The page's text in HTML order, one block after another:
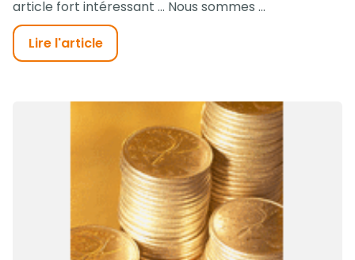
article fort intéressant … Nous sommes ...
Lire l'article